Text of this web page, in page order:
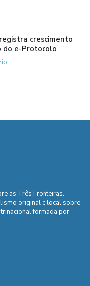
crescimento
do e-Protocolo
as Três Fronteiras.
original e local sobre
trinacional formada por